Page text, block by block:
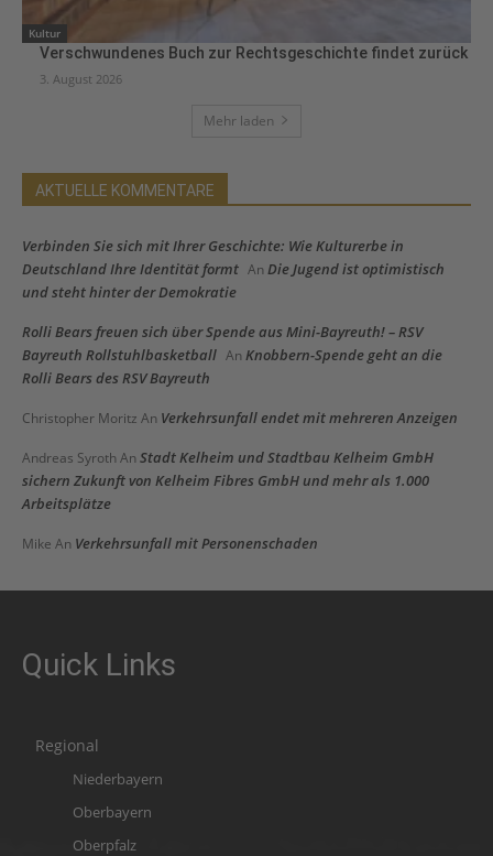
Kultur
Verschwundenes Buch zur Rechtsgeschichte findet zurück
3. August 2026
Mehr laden
AKTUELLE KOMMENTARE
Verbinden Sie sich mit Ihrer Geschichte: Wie Kulturerbe in
Deutschland Ihre Identität formt An Die Jugend ist optimistisch
und steht hinter der Demokratie
Rolli Bears freuen sich über Spende aus Mini-Bayreuth! – RSV
Bayreuth Rollstuhlbasketball An Knobbern-Spende geht an die
Rolli Bears des RSV Bayreuth
Christopher Moritz An Verkehrsunfall endet mit mehreren Anzeigen
Andreas Syroth An Stadt Kelheim und Stadtbau Kelheim GmbH
sichern Zukunft von Kelheim Fibres GmbH und mehr als 1.000
Arbeitsplätze
Mike An Verkehrsunfall mit Personenschaden
Quick Links
Regional
Niederbayern
Oberbayern
Oberpfalz